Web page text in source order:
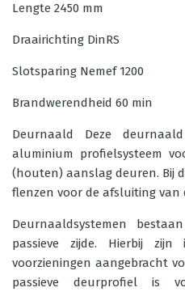
Lengte 2450 mm
Draairichting DinRS
Slotsparing Nemef 1200
Brandwerendheid 60 min
Deurnaald Deze
aluminium profielsysteem
(houten) aanslag deuren. Bij
flenzen voor de afsluiting van
Deurnaaldsystemen
passieve zijde. Hierbij
voorzieningen aangebracht
passieve deurprofiel is